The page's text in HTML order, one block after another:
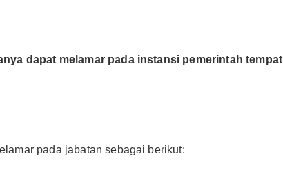
dapat melamar pada instansi pemerintah tempat
pada jabatan sebagai berikut: